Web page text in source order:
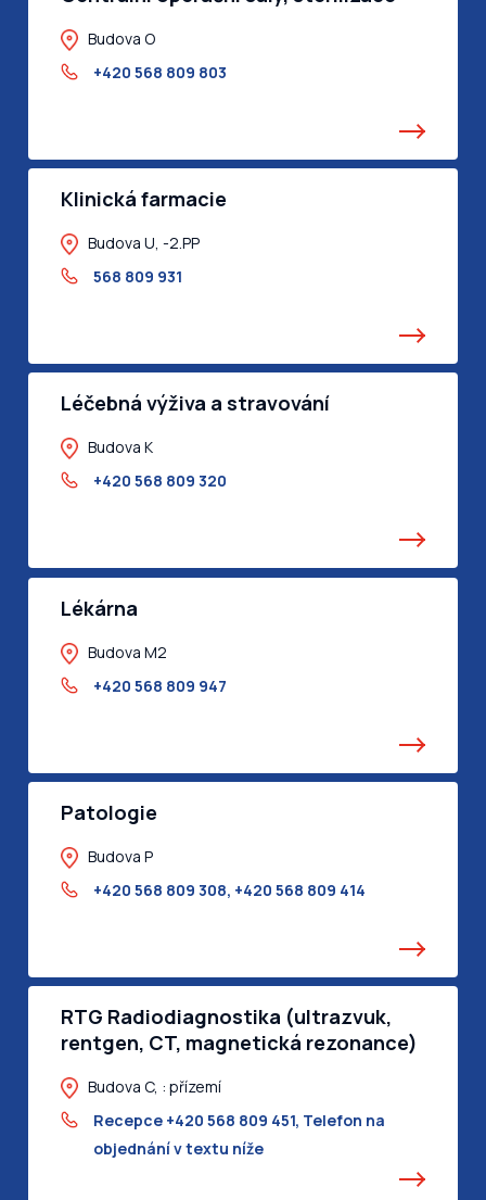
Budova O
+420 568 809 803
Klinická farmacie
Budova U, -2.PP
568 809 931
Léčebná výživa a stravování
Budova K
+420 568 809 320
Lékárna
Budova M2
+420 568 809 947
Patologie
Budova P
+420 568 809 308, +420 568 809 414
RTG Radiodiagnostika (ultrazvuk,
rentgen, CT, magnetická rezonance)
Budova C, : přízemí
Recepce +420 568 809 451, Telefon na
objednání v textu níže